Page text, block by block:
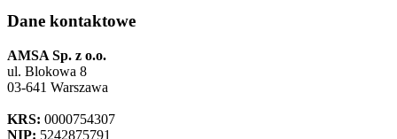
+
−
Dane kontaktowe
AMSA Sp. z o.o.
ul. Blokowa 8
03-641 Warszawa
KRS: 0000754307
NIP: 5242875791